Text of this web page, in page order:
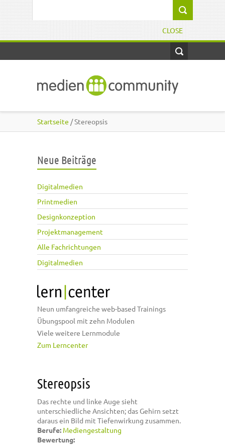
CLOSE
Startseite / Stereopsis
Neue Beiträge
Digitalmedien
Printmedien
Designkonzeption
Projektmanagement
Alle Fachrichtungen
Digitalmedien
Neun umfangreiche web-based Trainings
Übungspool mit zehn Modulen
Viele weitere Lernmodule
Zum Lerncenter
Stereopsis
Das rechte und linke Auge sieht
unterschiedliche Ansichten; das Gehirn setzt
daraus ein Bild mit Tiefenwirkung zusammen.
Berufe: Mediengestaltung
Bewertung: